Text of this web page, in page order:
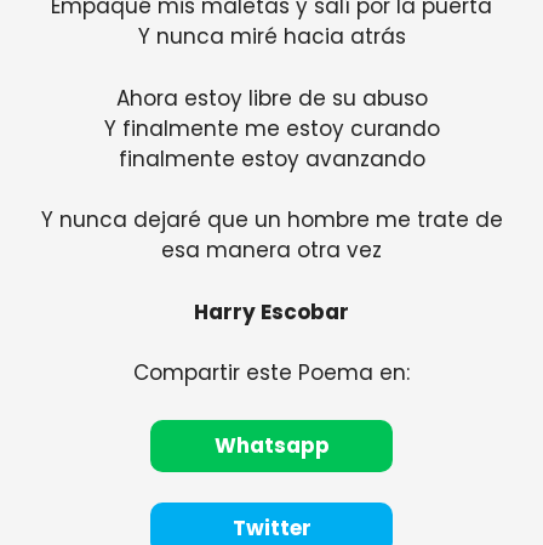
Empaqué mis maletas y salí por la puerta
Y nunca miré hacia atrás
Ahora estoy libre de su abuso
Y finalmente me estoy curando
finalmente estoy avanzando
Y nunca dejaré que un hombre me trate de
esa manera otra vez
Harry Escobar
Compartir este Poema en:
Whatsapp
Twitter